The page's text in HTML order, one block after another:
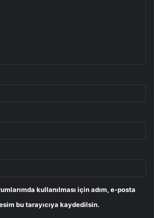
kullanılması için adım, e-posta
bu tarayıcıya kaydedilsin.